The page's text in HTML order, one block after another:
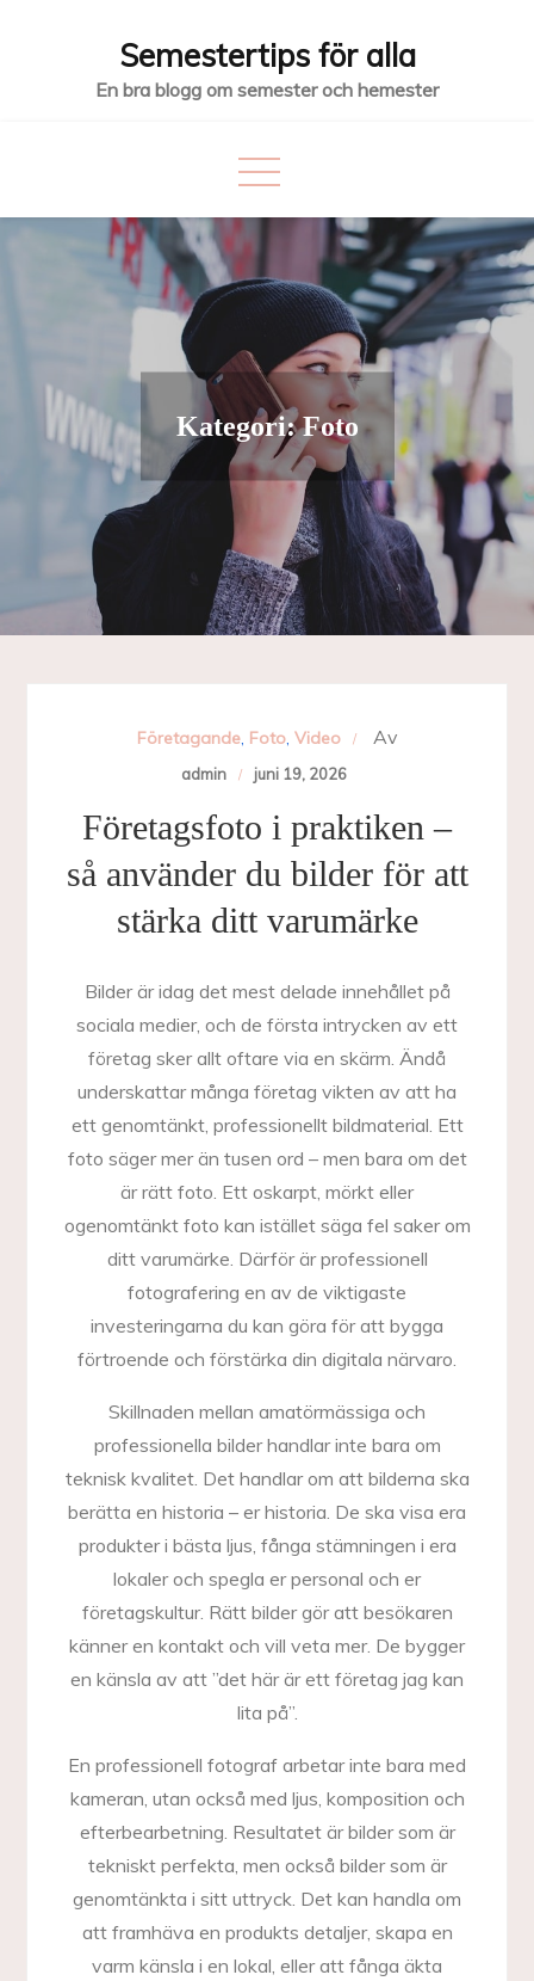
Semestertips för alla
En bra blogg om semester och hemester
Kategori:Foto
Företagande, Foto, Video Av
admin juni 19, 2026
Företagsfoto i praktiken –
så använder du bilder för att
stärka ditt varumärke
Bilder är idag det mest delade innehållet på
sociala medier, och de första intrycken av ett
företag sker allt oftare via en skärm. Ändå
underskattar många företag vikten av att ha
ett genomtänkt, professionellt bildmaterial. Ett
foto säger mer än tusen ord – men bara om det
är rätt foto. Ett oskarpt, mörkt eller
ogenomtänkt foto kan istället säga fel saker om
ditt varumärke. Därför är professionell
fotografering en av de viktigaste
investeringarna du kan göra för att bygga
förtroende och förstärka din digitala närvaro.
Skillnaden mellan amatörmässiga och
professionella bilder handlar inte bara om
teknisk kvalitet. Det handlar om att bilderna ska
berätta en historia – er historia. De ska visa era
produkter i bästa ljus, fånga stämningen i era
lokaler och spegla er personal och er
företagskultur. Rätt bilder gör att besökaren
känner en kontakt och vill veta mer. De bygger
en känsla av att ”det här är ett företag jag kan
lita på”.
En professionell fotograf arbetar inte bara med
kameran, utan också med ljus, komposition och
efterbearbetning. Resultatet är bilder som är
tekniskt perfekta, men också bilder som är
genomtänkta i sitt uttryck. Det kan handla om
att framhäva en produkts detaljer, skapa en
varm känsla i en lokal, eller att fånga äkta